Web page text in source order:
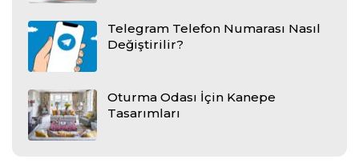
Telegram Telefon Numarası Nasıl
Değiştirilir?
Oturma Odası İçin Kanepe
Tasarımları